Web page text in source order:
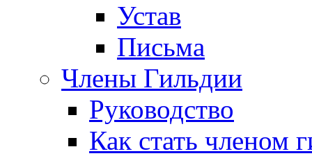
Устав
Письма
Члены Гильдии
Руководство
Как стать членом